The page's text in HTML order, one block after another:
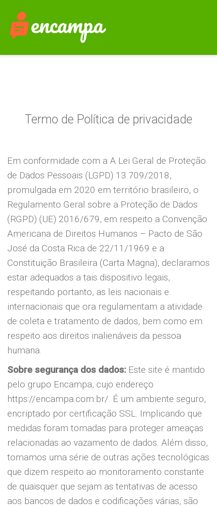
Termo de Política de privacidade
Em conformidade com a A Lei Geral de Proteção
de Dados Pessoais (LGPD) 13.709/2018,
promulgada em 2020 em território brasileiro, o
Regulamento Geral sobre a Proteção de Dados
(RGPD) (UE) 2016/679, em respeito a Convenção
Americana de Direitos Humanos – Pacto de São
José da Costa Rica de 22/11/1969 e a
Constituição Brasileira (Carta Magna), declaramos
estar adequados a tais dispositivo legais,
respeitando portanto, as leis nacionais e
internacionais que ora regulamentam a atividade
de coleta e tratamento de dados, bem como em
respeito aos direitos inalienáveis da pessoa
humana.
Sobre segurança dos dados: Este site é mantido
pelo grupo Encampa, cujo endereço
https://encampa.com.br/. É um ambiente seguro,
encriptado por certificação SSL. Implicando que
medidas foram tomadas para proteger ameaças
relacionadas ao vazamento de dados. Além disso,
tomamos uma série de outras ações tecnológicas
que dizem respeito ao monitoramento constante
de quaisquer que sejam as tentativas de acesso
aos bancos de dados e codificações várias, são